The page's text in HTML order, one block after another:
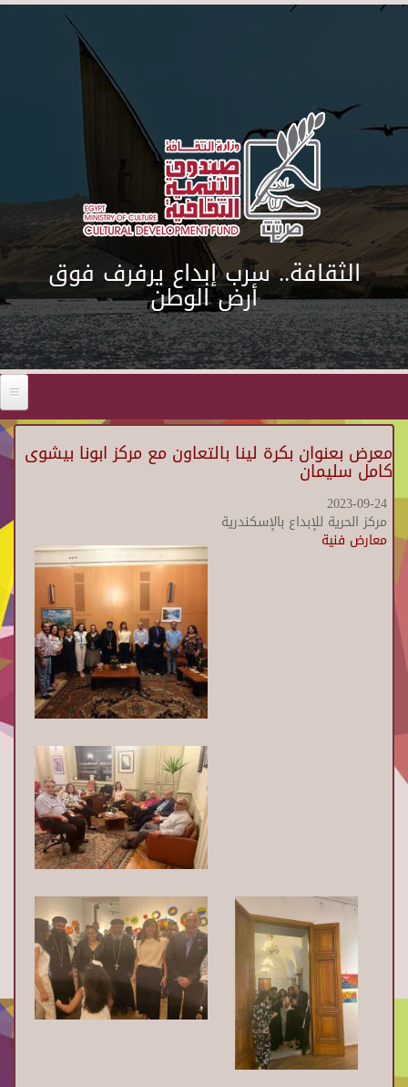
Skip to main content
الثقافة.. سرب إبداع يرفرف فوق
أرض الوطن
معرض بعنوان بكرة لينا بالتعاون مع مركز ابونا بيشوى
كامل سليمان
2023-09-24
مركز الحرية للإبداع بالإسكندرية
معارض فنية